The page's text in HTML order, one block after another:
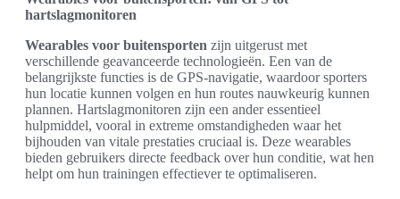
hartslagmonitoren
Wearables voor buitensporten zijn uitgerust met
verschillende geavanceerde technologieën. Een van de
belangrijkste functies is de GPS-navigatie, waardoor sporters
hun locatie kunnen volgen en hun routes nauwkeurig kunnen
plannen. Hartslagmonitoren zijn een ander essentieel
hulpmiddel, vooral in extreme omstandigheden waar het
bijhouden van vitale prestaties cruciaal is. Deze wearables
bieden gebruikers directe feedback over hun conditie, wat hen
helpt om hun trainingen effectiever te optimaliseren.